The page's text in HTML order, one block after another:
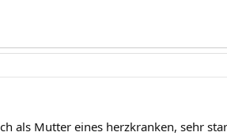
als Mutter eines herzkranken, sehr